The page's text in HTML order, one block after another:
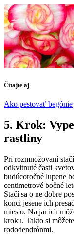
Čítajte aj
Ako pestovať begónie
5. Krok:
rastliny
Pri rozmnožovaní
odkvitnuté časti
budúcoročné lupene
centimetrové bočné
Stačí sa o ne dobre
konci jesene ich
miesto. Na jar ich
kroku. Takto si
rododendrónmi.